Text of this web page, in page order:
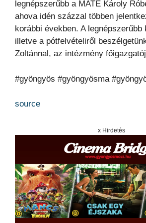
legnépszerűbb a MATE Károly
ahova idén százzal többen
korábbi években. A legnépszerűbb
illetve a pótfelvételiről
Zoltánnal, az intézmény
#gyöngyös #gyöngyösma
source
x Hirdetés